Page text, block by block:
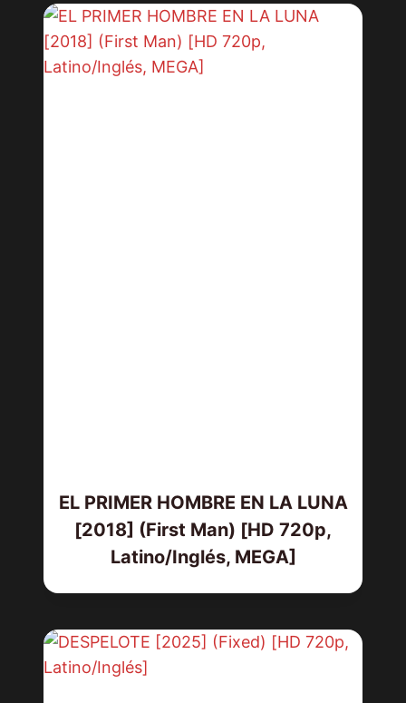
EL PRIMER HOMBRE EN LA LUNA
[2018] (First Man) [HD 720p,
Latino/Inglés, MEGA]